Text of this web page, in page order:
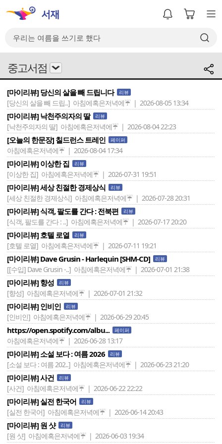
중고서점
[마이리뷰] 당신의 살을 빼 드립니다 리뷰
[당신의 살을 빼 드립..] 아침에혹은저녁에☔ | 2026-08-05 13:34
[마이리뷰] 낙천주의자의 딸 리뷰
[낙천주의자의 딸] 아침에혹은저녁에☔ | 2026-08-04 22:23
[오늘의 한문장] 칠드런스 트레인 페이퍼
아침에혹은저녁에☔ | 2026-08-04 17:34
[마이리뷰] 이상한 집 리뷰
[이상한 집] 아침에혹은저녁에☔ | 2026-07-31 19:51
[마이리뷰] 세상 친절한 경제상식 리뷰
[세상 친절한 경제상식] 아침에혹은저녁에☔ | 2026-07-28 20:31
[마이리뷰] 식객, 팔도를 간다 : 전북편 리뷰
[식객, 팔도를 간다 : ..] 아침에혹은저녁에☔ | 2026-07-17 20:20
[마이리뷰] 호텔 로열 리뷰
[호텔 로열] 아침에혹은저녁에☔ | 2026-07-11 19:21
[마이리뷰] Dave Grusin - Harlequin [SHM-CD] 리뷰
[[수입] Dave Grusin -..] 아침에혹은저녁에☔ | 2026-07-01 21:38
[마이리뷰] 향성 리뷰
[향성] 아침에혹은저녁에☔ | 2026-07-01 21:32
[마이리뷰] 인비인 리뷰
[인비인] 아침에혹은저녁에☔ | 2026-06-29 20:45
https://open.spotify.com/albu... 페이퍼
아침에혹은저녁에☔ | 2026-06-28 13:17
[마이리뷰] 소설 보다 : 여름 2026 리뷰
[소설 보다 : 여름 202..] 아침에혹은저녁에☔ | 2026-06-23 21:20
[마이리뷰] 사건 리뷰
[사건] 아침에혹은저녁에☔ | 2026-06-22 22:22
[마이리뷰] 실전 한국어 리뷰
[실전 한국어] 아침에혹은저녁에☔ | 2026-06-14 20:43
[마이리뷰] 원 샷 리뷰
[원 샷] 아침에혹은저녁에☔ | 2026-06-03 19:34